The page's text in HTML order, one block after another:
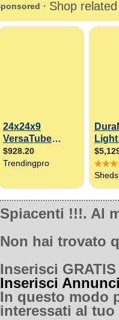
Spiacenti !!!. Al
Non hai trovato
Inserisci
Inserisci
In questo modo
interessati al